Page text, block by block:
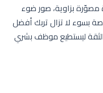
مصوّرة بزاوية، صور ضوء
لا تزال تربك أفضل
الثقة ليستطيع موظف بشري